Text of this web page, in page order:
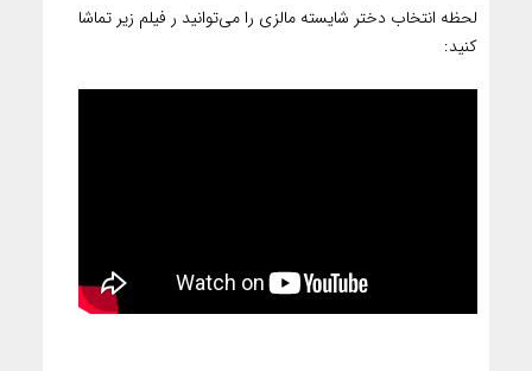
لحظه انتخاب دختر شایسته مالزی را می‌توانید ر فیلم زیر تماشا
کنید: